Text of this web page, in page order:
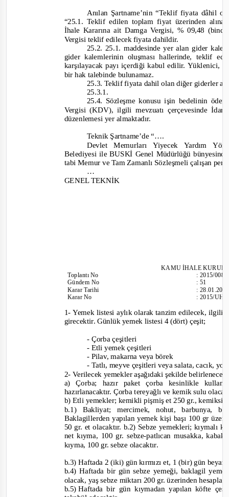
Anılan Şartname’nin “Teklif fiyata dâhil
“25.1. Teklif edilen toplam fiyat üzerinden
İhale Kararına ait Damga Vergisi, % 09,48
Vergisi teklif edilecek fiyata dahildir.
25.2. 25.1. maddesinde yer alan gider
gider kalemlerinin oluşması hallerinde, teklif
karşılayacak payı içerdiği kabul edilir. Yüklenici,
bir hak talebinde bulunamaz.
25.3. Teklif fiyata dahil olan diğer giderler
25.3.1.
25.4. Sözleşme konusu işin bedelinin
Vergisi (KDV), ilgili mevzuatı çerçevesinde
düzenlemesi yer almaktadır.
Teknik Şartname’de“….
Devlet Memurları Yiyecek Yardım
Belediyesi ile BUSKİ Genel Müdürlüğü bünyesinde
tabi Memur ve Tam Zamanlı Sözleşmeli çalışan
…
GENEL TEKNİK
KAMU İHALE
ToplantıNo
Gündem No
Karar Tarihi
Karar No
:2015/008
:51
:
:2015/
1-Yemek listesi aylık olarak tanzim edilecek,
girecektir. Günlük yemek listesi 4 (dört) çeşit;
- Çorba çeşitleri
- Etli yemek çeşitleri
- Pilav, makarna veya börek
- Tatlı, meyve çeşitleri veya salata, cacık,
2- Verilecek yemekler aşağıdaki şekilde
a) Çorba; hazır paket çorba kesinlikle
hazırlanacaktır. Çorba tereyağlı ve kemik sulu
b) Etli yemekler; kemikli pişmiş et 250 gr.,
b.1) Bakliyat; mercimek, nohut, barbunya,
Baklagillerden yapılan yemek kişi başı 100 gr
50 gr. et olacaktır. b.2) Sebze yemekleri; kıymalı
net kıyma, 100 gr. sebze-patlıcan musakka,
kıyma, 100 gr. sebze olacaktır.
b.3) Haftada 2 (iki) gün kırmızı et, 1 (bir) gün
b.4) Haftada bir gün sebze yemeği, baklagil
olacak, yaş sebze miktarı 200 gr. üzerinden
b.5)Haftada bir gün kıymadan yapılan köfte